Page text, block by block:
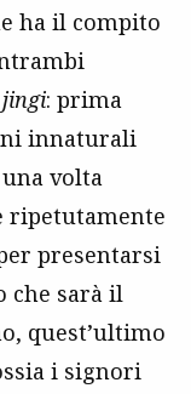
ha il compito
jingi: prima
innaturali
volta
ripetutamente
presentarsi
che sarà il
quest’ultimo
i signori